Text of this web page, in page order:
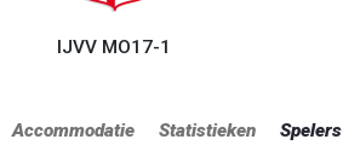
IJVV MO17-1
Accommodatie Statistieken Spelers